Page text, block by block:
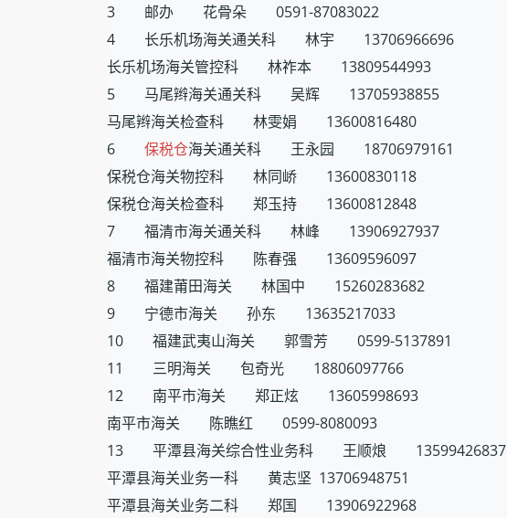
3 邮办 花骨朵 0591-87083022
4 长乐机场海关通关科 林宇 13706966696
长乐机场海关管控科 林祚本 13809544993
5 马尾辫海关通关科 吴辉 13705938855
马尾辫海关检查科 林雯娟 13600816480
6 保税仓海关通关科 王永园 18706979161
保税仓海关物控科 林同峤 13600830118
保税仓海关检查科 郑玉持 13600812848
7 福清市海关通关科 林峰 13906927937
福清市海关物控科 陈春强 13609596097
8 福建莆田海关 林国中 15260283682
9 宁德市海关 孙东 13635217033
10 福建武夷山海关 郭雪芳 0599-5137891
11 三明海关 包奇光 18806097766
12 南平市海关 郑正炫 13605998693
南平市海关 陈瞧红 0599-8080093
13 平潭县海关综合性业务科 王顺烺 13599426837
平潭县海关业务一科 黄志坚 13706948751
平潭县海关业务二科 郑国 13906922968